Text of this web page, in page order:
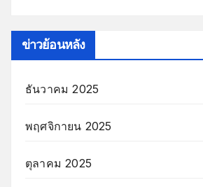
ข่าวย้อนหลัง
ธันวาคม 2025
พฤศจิกายน 2025
ตุลาคม 2025